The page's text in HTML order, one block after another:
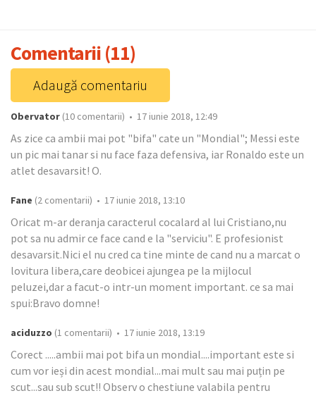
Comentarii (11)
Adaugă comentariu
Obervator (10 comentarii) • 17 iunie 2018, 12:49
As zice ca ambii mai pot "bifa" cate un "Mondial"; Messi este
un pic mai tanar si nu face faza defensiva, iar Ronaldo este un
atlet desavarsit! O.
Fane (2 comentarii) • 17 iunie 2018, 13:10
Oricat m-ar deranja caracterul cocalard al lui Cristiano,nu
pot sa nu admir ce face cand e la "serviciu". E profesionist
desavarsit.Nici el nu cred ca tine minte de cand nu a marcat o
lovitura libera,care deobicei ajungea pe la mijlocul
peluzei,dar a facut-o intr-un moment important. ce sa mai
spui:Bravo domne!
aciduzzo (1 comentarii) • 17 iunie 2018, 13:19
Corect .....ambii mai pot bifa un mondial....important este si
cum vor ieși din acest mondial...mai mult sau mai puțin pe
scut...sau sub scut!! Observ o chestiune valabila pentru